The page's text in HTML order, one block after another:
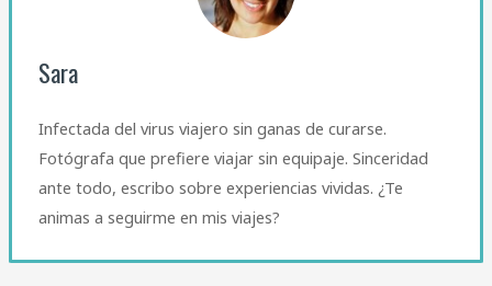
Sara
Infectada del virus viajero sin ganas de curarse.
Fotógrafa que prefiere viajar sin equipaje. Sinceridad
ante todo, escribo sobre experiencias vividas. ¿Te
animas a seguirme en mis viajes?